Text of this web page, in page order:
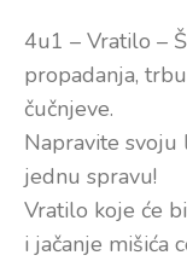
4u1 – Vratilo –
propadanja,
čučnjeve.
Napravite svoju
jednu spravu!
Vratilo koje će
i jačanje mišića